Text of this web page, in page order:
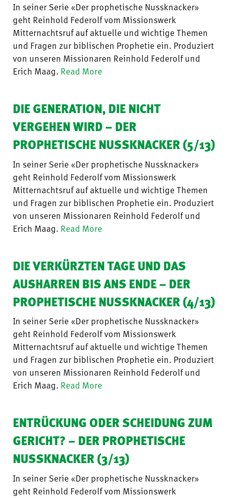
In seiner Serie «Der prophetische Nussknacker»
geht Reinhold Federolf vom Missionswerk
Mitternachtsruf auf aktuelle und wichtige Themen
und Fragen zur biblischen Prophetie ein. Produziert
von unseren Missionaren Reinhold Federolf und
Erich Maag. Read More
DIE GENERATION, DIE NICHT
VERGEHEN WIRD – DER
PROPHETISCHE NUSSKNACKER (5/13)
In seiner Serie «Der prophetische Nussknacker»
geht Reinhold Federolf vom Missionswerk
Mitternachtsruf auf aktuelle und wichtige Themen
und Fragen zur biblischen Prophetie ein. Produziert
von unseren Missionaren Reinhold Federolf und
Erich Maag. Read More
DIE VERKÜRZTEN TAGE UND DAS
AUSHARREN BIS ANS ENDE – DER
PROPHETISCHE NUSSKNACKER (4/13)
In seiner Serie «Der prophetische Nussknacker»
geht Reinhold Federolf vom Missionswerk
Mitternachtsruf auf aktuelle und wichtige Themen
und Fragen zur biblischen Prophetie ein. Produziert
von unseren Missionaren Reinhold Federolf und
Erich Maag. Read More
ENTRÜCKUNG ODER SCHEIDUNG ZUM
GERICHT? – DER PROPHETISCHE
NUSSKNACKER (3/13)
In seiner Serie «Der prophetische Nussknacker»
geht Reinhold Federolf vom Missionswerk